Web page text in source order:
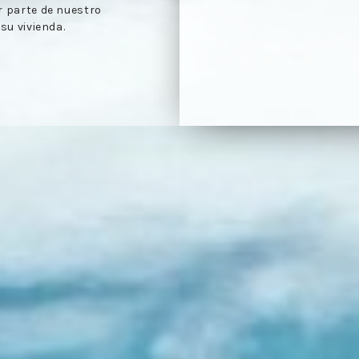
de tasación realizado
a lo evaluado en la